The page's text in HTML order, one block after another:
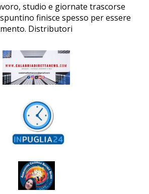
studio e giornate trascorse
finisce spesso per essere
Distributori